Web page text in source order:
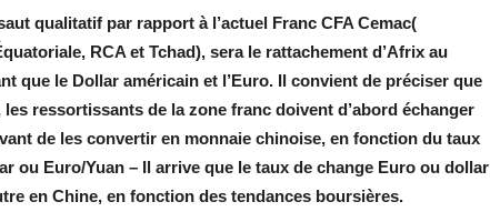
qualitatif par rapport à l’actuel Franc CFA Cemac(
RCA et Tchad), sera le rattachement d’Afrix au
que le Dollar américain et l’Euro. Il convient de préciser que
ressortissants de la zone franc doivent d’abord échanger
de les convertir en monnaie chinoise, en fonction du taux
ou Euro/Yuan – Il arrive que le taux de change Euro ou dollar
en Chine, en fonction des tendances boursières.